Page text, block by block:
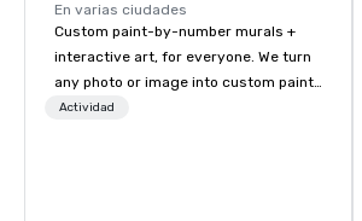
En varias ciudades
Custom paint-by-number murals +
interactive art, for everyone. We turn
any photo or image into custom paint-
by-number kits of any size for your
Actividad